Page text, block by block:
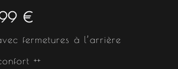
€
24.99 €
fermetures à l’arrière
++